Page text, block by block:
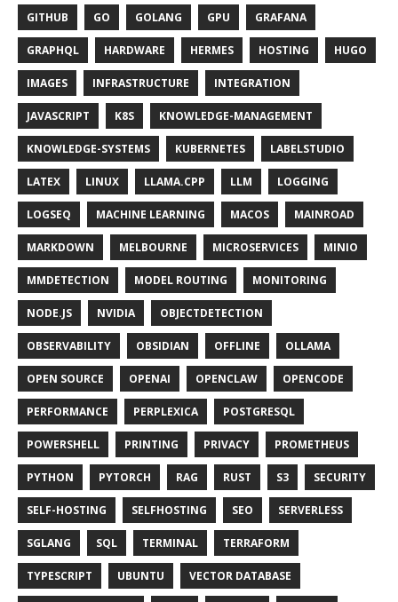
GITHUB GO GOLANG GPU GRAFANA
GRAPHQL HARDWARE HERMES HOSTING HUGO
IMAGES INFRASTRUCTURE INTEGRATION
JAVASCRIPT K8S KNOWLEDGE-MANAGEMENT
KNOWLEDGE-SYSTEMS KUBERNETES LABELSTUDIO
LATEX LINUX LLAMA.CPP LLM LOGGING
LOGSEQ MACHINE LEARNING MACOS MAINROAD
MARKDOWN MELBOURNE MICROSERVICES MINIO
MMDETECTION MODEL ROUTING MONITORING
NODE.JS NVIDIA OBJECTDETECTION
OBSERVABILITY OBSIDIAN OFFLINE OLLAMA
OPEN SOURCE OPENAI OPENCLAW OPENCODE
PERFORMANCE PERPLEXICA POSTGRESQL
POWERSHELL PRINTING PRIVACY PROMETHEUS
PYTHON PYTORCH RAG RUST S3 SECURITY
SELF-HOSTING SELFHOSTING SEO SERVERLESS
SGLANG SQL TERMINAL TERRAFORM
TYPESCRIPT UBUNTU VECTOR DATABASE